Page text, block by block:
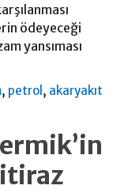
ödeyeceği
yansıması
, petrol , akaryakıt